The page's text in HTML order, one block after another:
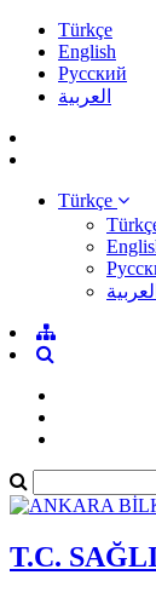
Türkçe
English
Pусский
العربية
Türkçe
العربية
T.C.